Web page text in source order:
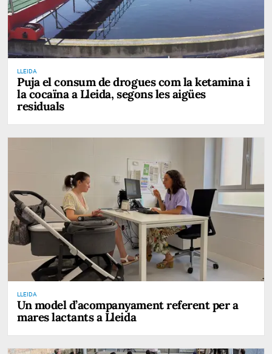
LLEIDA
Puja el consum de drogues com la ketamina i
la cocaïna a Lleida, segons les aigües
residuals
LLEIDA
Un model d’acompanyament referent per a
mares lactants a Lleida